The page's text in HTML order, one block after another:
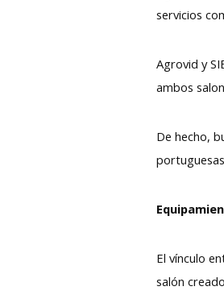
servicios
Agrovid y
ambos
De hecho,
El vínculo
salón